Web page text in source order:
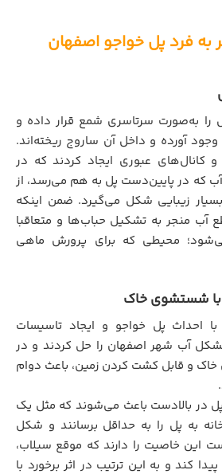
فرد پل خواجو اصفهان
پل را به‌صورت سرتاسری شمع قرار داده و
آورده و داخل آن ساروج ریخته‌اند.
و کانال‌های عبوری ایجاد کردند که در
آب که در پایین‌دست پل به هم می‌رسد، از
زیبایی شکل می‌گیرد. ضمن اینکه
آب منجر به تشکیل حباب‌ها و متعاقبا
محیطی که برای پرورش ماهی
با شستشوی خاک
احداث پل خواجو و ایجاد تاسیسات
مشکل آب شهر اصفهان را حل کردند و در
و قابل کشت کردن زمین، باعث دوام
در بالادست باعث می‌شوند که مثل یک
به پل را به حداقل برسانند و شکل
این خاصیت را دارند که موقع سیلاب،
کند و به این ترتیب در اثر برخورد با